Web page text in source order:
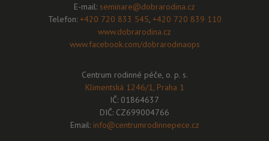
E-mail: seminare@dobrarodina.cz
Telefon: +420 720 833 545, +420 720 839 110
www.dobrarodina.cz
www.facebook.com/dobrarodinaops
Centrum rodinné péče, o. p. s.
Klimentská 1246/1, Praha 1
IČ: 01864637
DIČ: CZ699004766
Email: info@centrumrodinnepece.cz